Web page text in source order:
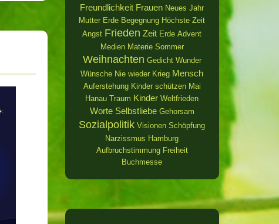
Freundlichkeit Frauen Neues Jahr
Mutter Erde Begegnung Höchste Zeit
Angst Frieden Zeit Erde Advent
Medien Materie Sommer
Weihnachten Gedicht Wunder
Wünsche Nie wieder Krieg Mensch
Auferstehung Kinder schützen Mai
Hanau Traum Kinder Weltfrieden
Worte Selbstliebe Gehorsam
Sozialpolitik Visionen Schöpfung
Narzissmus Hamburg
Aufbruchstimmung Freiheit
Buchmesse